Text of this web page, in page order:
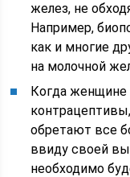
желез, не
Например,
как и многие
на молочной
Когда женщине
обретают все
ввиду своей
необходимо